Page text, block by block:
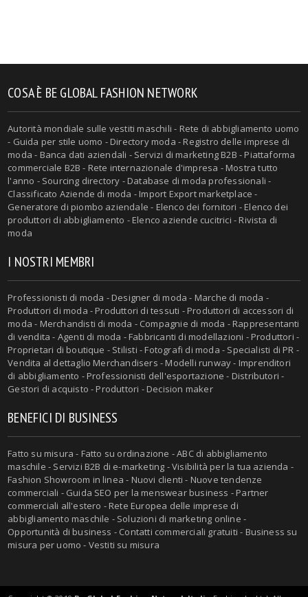
COSA È BE GLOBAL FASHION NETWORK
Autorità mondiale sulle vestiti maschili - Rete di abbigliamento uomo
- Guida per stile uomo - Directory moda - Registro delle imprese di
moda - Banca dati aziendali - Servizi di marketing B2B - Piattaforma
commerciale B2B - Rete internazionale d'impresa - Mostra tutto
l'anno - Sourcing directory - Database di moda professionali -
Classificato Aziende di moda - Import Export marketplace -
Generatore di piombo aziendale - Elenco dei fornitori - Elenco dei
produttori di abbigliamento - Elenco aziende cucitrici - Rivista di
moda
I NOSTRI MEMBRI
Professionisti di moda - Designer di moda - Marche di moda -
Produttori di moda - Produttori di tessuti - Produttori di accessori di
moda - Merchandisti di moda - Compagnie di moda - Rappresentanti
di vendita - Agenti di moda - Fabbricanti di modellazioni - Produttori -
Proprietari di boutique - Stilisti - Fotografi di moda - Specialisti di PR -
Vendita al dettaglio Merchandisers - Modelli runway - Imprenditori
di abbigliamento - Professionisti dell'esportazione - Distributori -
Gestori di acquisto - Produttori - Decision maker
BENEFICI DI BUSINESS
Fatto su misura - Fatto su ordinazione - ABC di abbigliamento
maschile - Servizi B2B di e-marketing - Visibilità per la tua azienda -
Fashion Showroom in linea - Nuovi clienti - Nuove tendenze
commerciali - Guida SEO per la menswear business - Partner
commerciali all'estero - Rete Europea delle imprese di
abbigliamento maschile - Soluzioni di marketing online -
Opportunità di business - Contatti commerciali gratuiti - Business su
misura per uomo - Vestiti su misura